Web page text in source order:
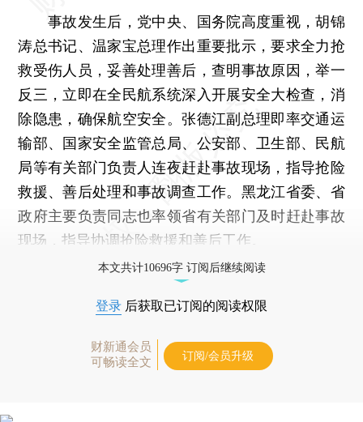
事故发生后，党中央、国务院高度重视，胡锦
涛总书记、温家宝总理作出重要批示，要求全力抢
救受伤人员，妥善处理善后，查明事故原因，举一
反三，立即在全民航系统深入开展安全大检查，消
除隐患，确保航空安全。张德江副总理即率交通运
输部、国家安全监管总局、公安部、卫生部、民航
局等有关部门负责人连夜赶赴事故现场，指导抢险
救援、善后处理和事故调查工作。黑龙江省委、省
政府主要负责同志也率领省有关部门及时赶赴事故
现场，指导协调抢险救援和善后工作。
本文共计10696字 订阅后继续阅读
登录 后获取已订阅的阅读权限
财新通会员
可畅读全文
订阅/会员升级